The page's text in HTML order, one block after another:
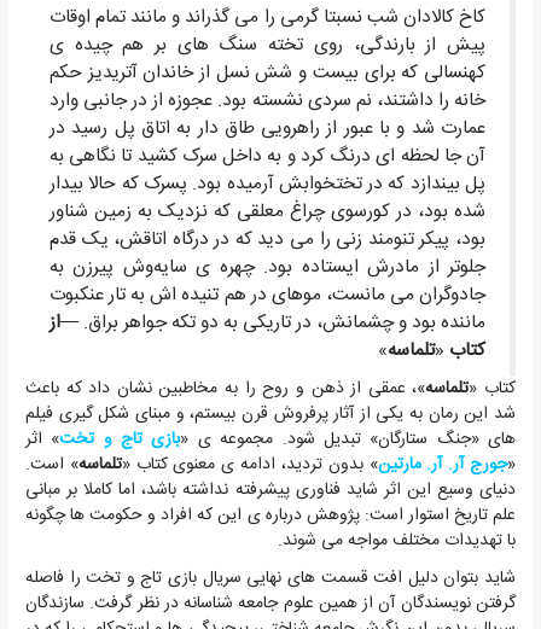
كاخ كالادان شب نسبتا گرمی را می گذراند و مانند تمام اوقات
پیش از بارندگی، روی تخته سنگ های بر هم چیده ی
كهنسالی كه برای بیست و شش نسل از خاندان آتریدیز حكم
خانه را داشتند، نم سردی نشسته بود. عجوزه از در جانبی وارد
عمارت شد و با عبور از راهرویی طاق دار به اتاق پل رسید در
آن جا لحظه ای درنگ كرد و به داخل سرک كشید تا نگاهی به
پل بیندازد كه در تختخوابش آرمیده بود. پسرک كه حالا بیدار
شده بود، در كورسوی چراغ معلقی كه نزدیک به زمین شناور
بود، پیكر تنومند زنی را می دید كه در درگاه اتاقش، یک قدم
جلوتر از مادرش ایستاده بود. چهره ی سایه‌وش پیرزن به
جادوگران می مانست، موهای در هم تنیده اش به تار عنكبوت
ماننده بود و چشمانش، در تاریكی به دو تكه جواهر براق. —از
کتاب «تلماسه»
کتاب «تلماسه»، عمقی از ذهن و روح را به مخاطبین نشان داد که باعث
شد این رمان به یکی از آثار پرفروش قرن بیستم، و مبنای شکل گیری فیلم
های «جنگ ستارگان» تبدیل شود. مجموعه ی «بازی تاج و تخت» اثر
«جورج آر. آر. مارتین» بدون تردید، ادامه ی معنوی کتاب «تلماسه» است.
دنیای وسیع این اثر شاید فناوری پیشرفته نداشته باشد، اما کاملا بر مبانی
علم تاریخ استوار است: پژوهش درباره ی این که افراد و حکومت ها چگونه
با تهدیدات مختلف مواجه می شوند.
شاید بتوان دلیل افت قسمت های نهایی سریال بازی تاج و تخت را فاصله
گرفتن نویسندگان آن از همین علوم جامعه شناسانه در نظر گرفت. سازندگان